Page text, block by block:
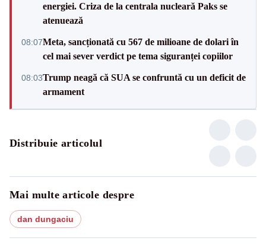
energiei. Criza de la centrala nucleară Paks se
atenuează
08:07Meta, sancționată cu 567 de milioane de dolari în
cel mai sever verdict pe tema siguranței copiilor
08:03Trump neagă că SUA se confruntă cu un deficit de
armament
Distribuie articolul
Mai multe articole despre
dan dungaciu